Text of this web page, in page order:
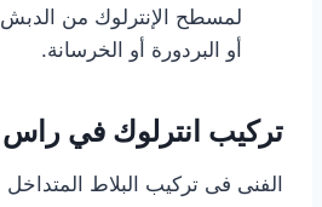
لمسطح الإنترلوك من
أو البردورة أو الخرسانة.
تركيب انترلوك في راس
الفنى فى تركيب البلاط